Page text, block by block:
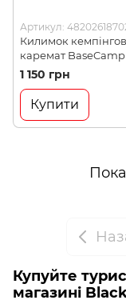
Артикул:
Килимок
каремат BaseCamp
IXPE, 185х55х1.5 см,
(BCP 20510)
1 150 грн
Купити
Купуйте
магазині